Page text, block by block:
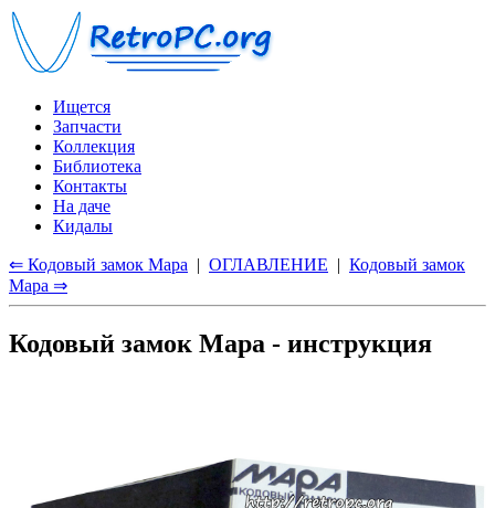
Ищется
Запчасти
Коллекция
Библиотека
Контакты
На даче
Кидалы
⇐ Кодовый замок Мара | ОГЛАВЛЕНИЕ | Кодовый замок
Мара ⇒
Кодовый замок Мара - инструкция